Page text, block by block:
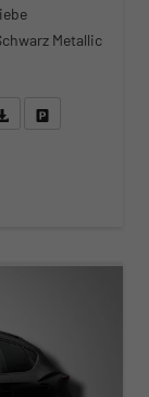
Metallic
Sie an
Fahrzeugexposé (PDF)